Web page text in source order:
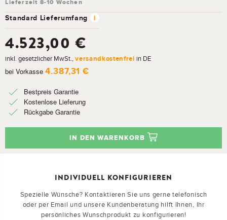
Standard Lieferumfang i
4.523,00 €
inkl. gesetzlicher MwSt.,versandkostenfrei in DE
bei Vorkasse 4.387,31 €
Bestpreis Garantie
Kostenlose Lieferung
Rückgabe Garantie
IN DEN WARENKORB
INDIVIDUELL KONFIGURIEREN
Spezielle Wünsche? Kontaktieren Sie uns gerne telefonisch
oder per Email und unsere Kundenberatung hilft Ihnen, Ihr
persönliches Wunschprodukt zu konfigurieren!